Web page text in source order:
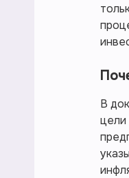
В
цели